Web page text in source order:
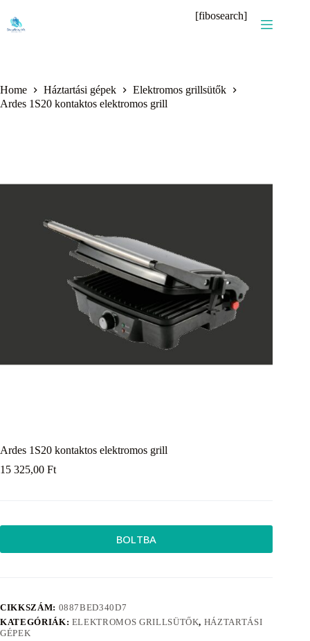
content
[fibosearch]
Home Háztartási gépek
Elektromos grillsütők
Ardes 1S20 kontaktos elektromos grill
Ardes 1S20 kontaktos elektromos grill
15 325,00 Ft
BOLTBA
CIKKSZÁM: 0887BED340D7
KATEGÓRIÁK: ELEKTROMOS GRILLSÜTŐK, HÁZTARTÁSI
GÉPEK